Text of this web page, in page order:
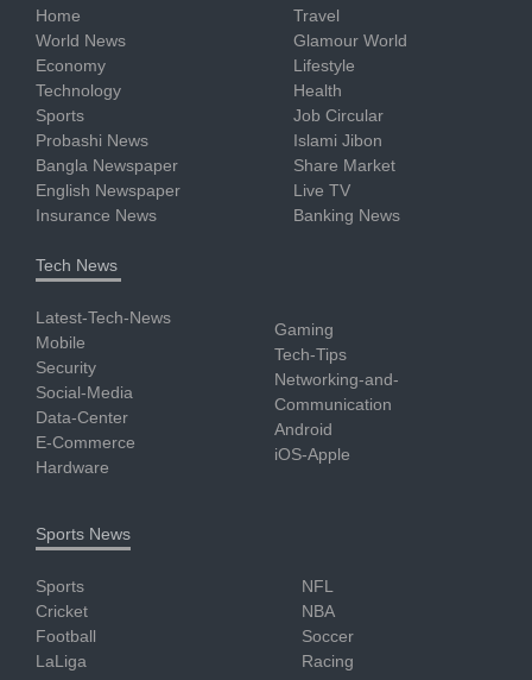
Home
World News
Economy
Technology
Sports
Probashi News
Bangla Newspaper
English Newspaper
Insurance News
Travel
Glamour World
Lifestyle
Health
Job Circular
Islami Jibon
Share Market
Live TV
Banking News
Tech News
Latest-Tech-News
Mobile
Security
Social-Media
Data-Center
E-Commerce
Hardware
Gaming
Tech-Tips
Networking-and-
Communication
Android
iOS-Apple
Sports News
Sports
Cricket
Football
LaLiga
NFL
NBA
Soccer
Racing